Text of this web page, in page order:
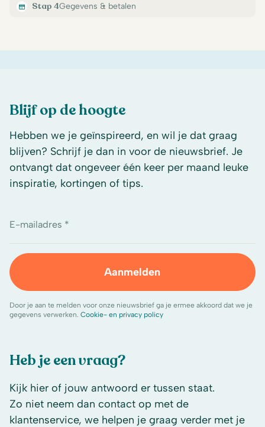
Stap 4Gegevens & betalen
Heb je een vraag?
Kijk hier of jouw antwoord er tussen staat.
Zo niet neem dan contact op met de
klantenservice, we helpen je graag verder met je
Blijf op de hoogte
Hebben we je geïnspireerd, en wil je dat graag
blijven? Schrijf je dan in voor de nieuwsbrief. Je
ontvangt dat ongeveer één keer per maand leuke
inspiratie, kortingen of tips.
E-mailadres *
Aanmelden
Door je aan te melden voor onze nieuwsbrief ga je ermee akkoord dat we je
gegevens verwerken. Cookie- en privacy policy